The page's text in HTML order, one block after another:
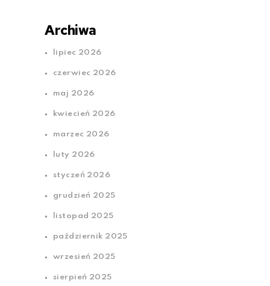
Archiwa
lipiec 2026
czerwiec 2026
maj 2026
kwiecień 2026
marzec 2026
luty 2026
styczeń 2026
grudzień 2025
listopad 2025
październik 2025
wrzesień 2025
sierpień 2025